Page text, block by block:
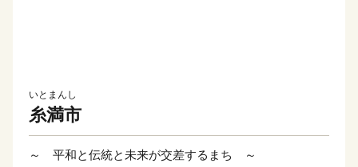
いとまんし
糸満市
～ 平和と伝統と未来が交差するまち ～